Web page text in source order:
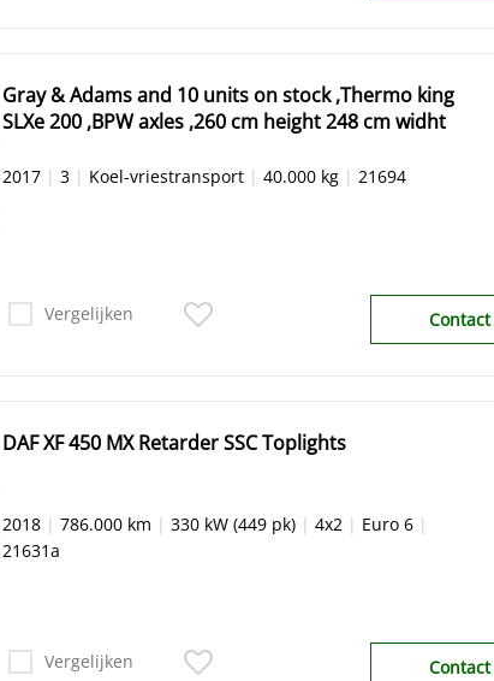
Gray & Adams and 10 units on stock ,Thermo king
SLXe 200 ,BPW axles ,260 cm height 248 cm widht
2017| 3| Koel-vriestransport| 40.000 kg| 21694
Vergelijken Contact
DAF XF 450 MX Retarder SSC Toplights
2018| 786.000 km | 330 kW (449 pk)| 4x2| Euro 6|
21631a
Vergelijken Contact